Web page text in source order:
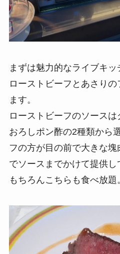
まずは魅力的なライブキ
ローストビーフとあさり
ます。
ローストビーフのソース
おろしポン酢の2種類から
フの方が目の前で大きな塊
でソースまでかけて提供し
もちろんこちらも食べ放題